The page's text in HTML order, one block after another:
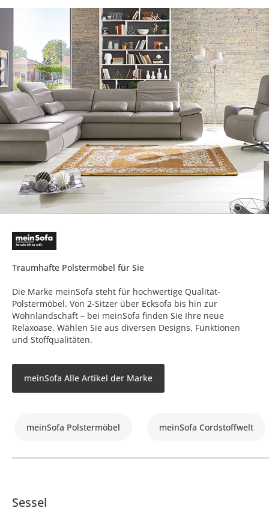
Traumhafte Polstermöbel für Sie
Die Marke meinSofa steht für hochwertige Qualität-
Polstermöbel. Von 2-Sitzer über Ecksofa bis hin zur
Wohnlandschaft – bei meinSofa finden Sie Ihre neue
Relaxoase. Wählen Sie aus diversen Designs, Funktionen
und Stoffqualitäten.
meinSofa Alle Artikel der Marke
meinSofa Polstermöbel meinSofa Cordstoffwelt
Sessel